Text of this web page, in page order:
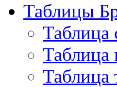
Таблицы
Таблица
Таблица
Таблица